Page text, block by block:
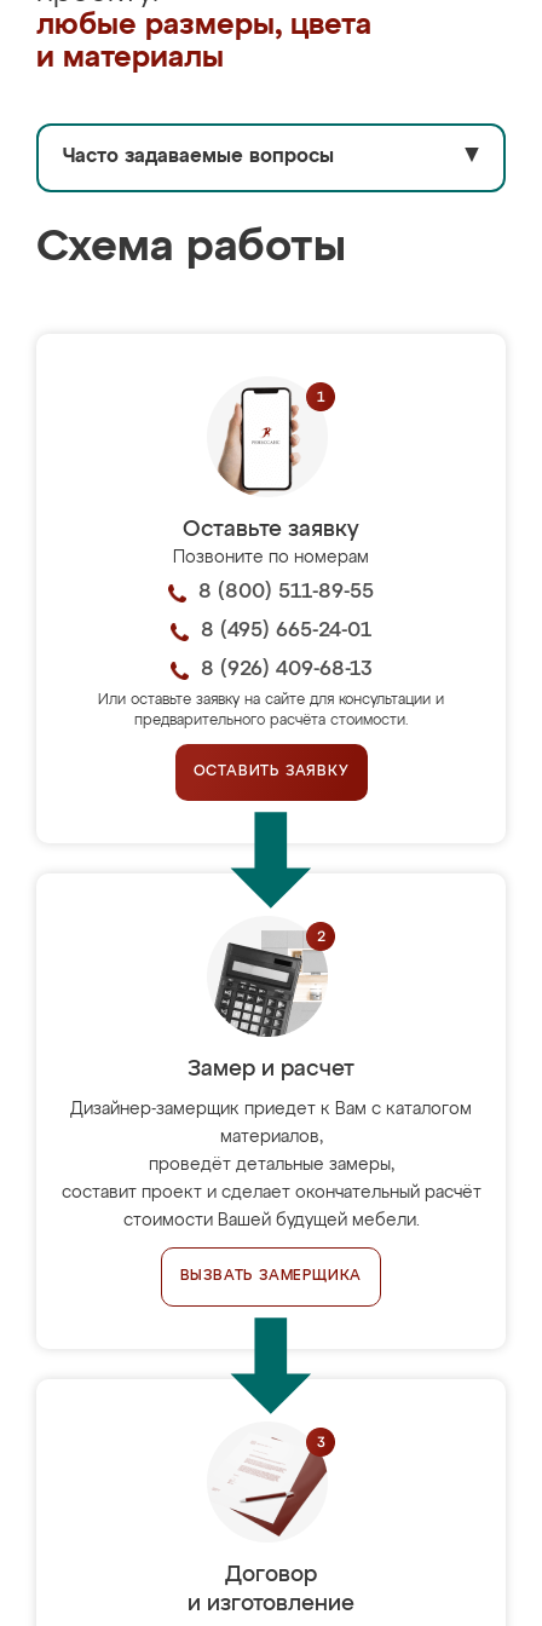
любые размеры, цвета
и материалы
Часто задаваемые вопросы ▼
Схема работы
Оставьте заявку
Позвоните по номерам
8 (800) 511-89-55
8 (495) 665-24-01
8 (926) 409-68-13
Или оставьте заявку на сайте для консультации и
предварительного расчёта стоимости.
ОСТАВИТЬ ЗАЯВКУ
Замер и расчет
Дизайнер-замерщик приедет к Вам с каталогом
материалов,
проведёт детальные замеры,
составит проект и сделает окончательный расчёт
стоимости Вашей будущей мебели.
ВЫЗВАТЬ ЗАМЕРЩИКА
Договор
и изготовление